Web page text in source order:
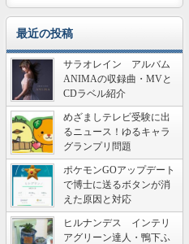
最近の投稿
サラオレイン アルバム
ANIMAの収録曲・MVと
CDラベル紹介
めざましテレビ受験に出
るニュース！ゆるキャラ
グランプリ問題
ポケモンGOアップデート
で博士に送るボタンが消
えた原因と対応
ヒルナンデス インテリ
アグリーン達人・鴨下ふ